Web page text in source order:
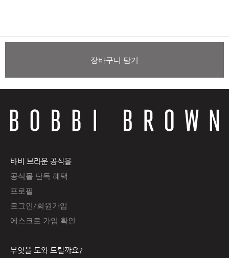
장바구니 담기
바비 브라운 공식몰
공식몰 단독 혜택
프로필
로그인/회원가입
에스크로 가입 확인
무엇을 도와 드릴까요?